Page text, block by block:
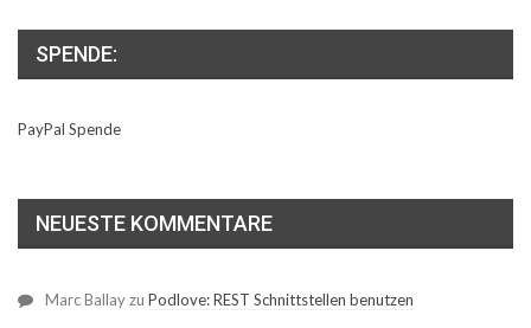
SPENDE:
PayPal Spende
NEUESTE KOMMENTARE
Marc Ballayzu Podlove: REST Schnittstellen benutzen